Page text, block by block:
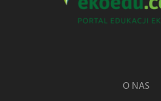
O NAS